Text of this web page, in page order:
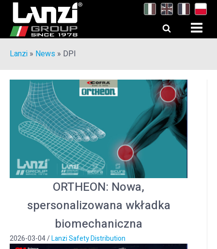
Lanzi » News » DPI
ORTHEON: Nowa,
spersonalizowana wkładka
biomechaniczna
2026-03-04/Lanzi Safety Distribution